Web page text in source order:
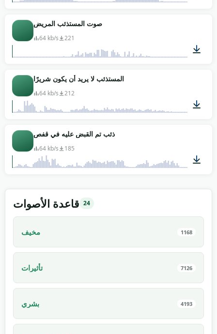
صوت المستذئب المريض
64 kb/s 221
المستذئب لا يريد أن يكون شريرًا
64 kb/s 212
ذئب تم القبض عليه في قفص
64 kb/s 185
قاعدة الأصوات 24
مخيف 1168
تأثيرات 7126
بشري 4193